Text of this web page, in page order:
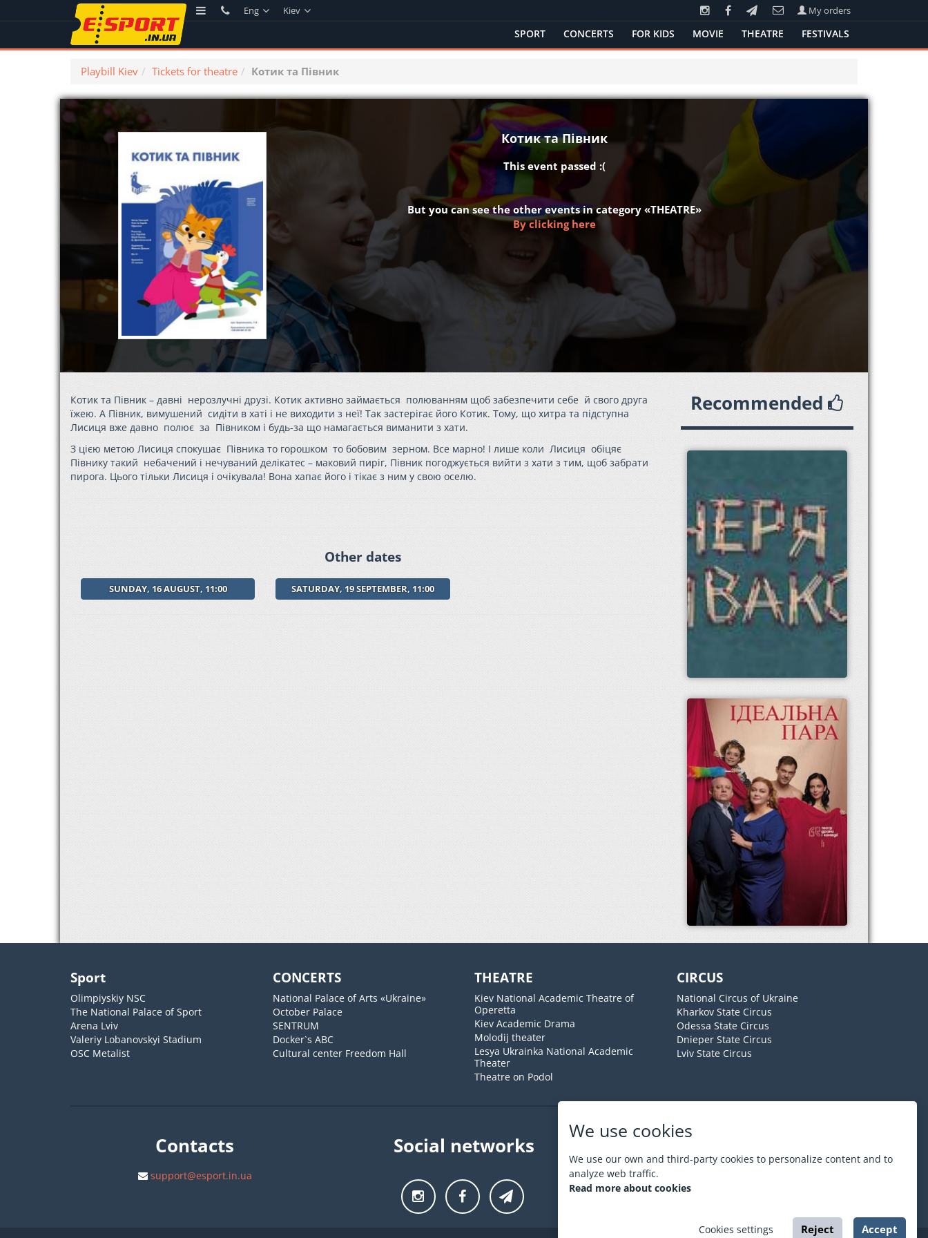
We use cookies
We use our own and third-party cookies to personalize content and to
analyze web traffic.
Read more about cookies
Cookies settings Reject Accept
Eng Kiev My orders
SPORT CONCERTS FOR KIDS MOVIE THEATRE FESTIVALS
Playbill Kiev Tickets for theatre Котик та Півник
Котик та Півник
This event passed :(
But you can see the other events in category «THEATRE»
By clicking here
Котик та Півник – давні нерозлучні друзі. Котик активно займається полюванням щоб забезпечити себе й свого друга
їжею. А Півник, вимушений сидіти в хаті і не виходити з неї! Так застерігає його Котик. Тому, що хитра та підступна
Лисиця вже давно полює за Півником і будь-за що намагається виманити з хати.
З цією метою Лисиця спокушає Півника то горошком то бобовим зерном. Все марно! І лише коли Лисиця обіцяє
Півнику такий небачений і нечуваний делікатес – маковий пиріг, Півник погоджується вийти з хати з тим, щоб забрати
пирога. Цього тільки Лисиця і очікувала! Вона хапає його і тікає з ним у свою оселю.
Other dates
SUNDAY, 16 AUGUST, 11:00 SATURDAY, 19 SEPTEMBER, 11:00
Recommended
Sport
Olimpiyskiy NSC
The National Palace of Sport
Arena Lviv
Valeriy Lobanovskyi Stadium
OSC Metalist
CONCERTS
National Palace of Arts «Ukraine»
October Palace
SENTRUM
Docker`s ABC
Cultural center Freedom Hall
THEATRE
Kiev National Academic Theatre of
Operetta
Kiev Academic Drama
Molodij theater
Lesya Ukrainka National Academic
Theater
Theatre on Podol
CIRCUS
National Circus of Ukraine
Kharkov State Circus
Odessa State Circus
Dnieper State Circus
Lviv State Circus
Contacts
support@esport.in.ua
Social networks About ESPORT